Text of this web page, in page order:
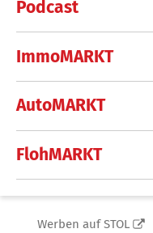
Podcast
ImmoMARKT
AutoMARKT
FlohMARKT
Werben auf STOL